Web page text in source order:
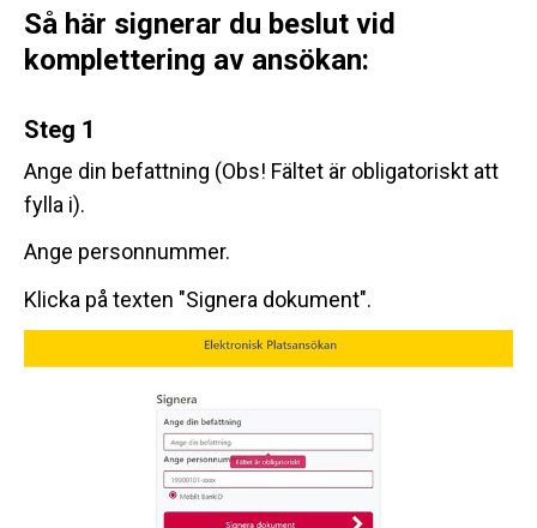
Så här signerar du beslut vid
komplettering av ansökan:
Steg 1
Ange din befattning (Obs! Fältet är obligatoriskt att
fylla i).
Ange personnummer.
Klicka på texten "Signera dokument".